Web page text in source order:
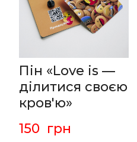
Пін «Love is —
ділитися своєю
кров'ю»
150  грн